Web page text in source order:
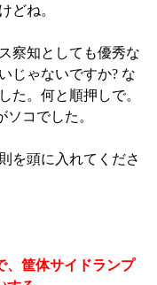
どね。
察知としても優秀な
じゃないですか? な
た。何と順押しで。
コでした。
を頭に入れてくださ
筐体サイドランプ